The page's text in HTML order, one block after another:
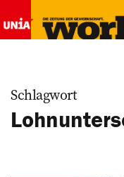
Schlagwort